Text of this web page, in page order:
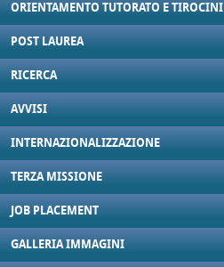
ORIENTAMENTO TUTORATO E TIROCINI
POST LAUREA
RICERCA
AVVISI
INTERNAZIONALIZZAZIONE
TERZA MISSIONE
JOB PLACEMENT
GALLERIA IMMAGINI